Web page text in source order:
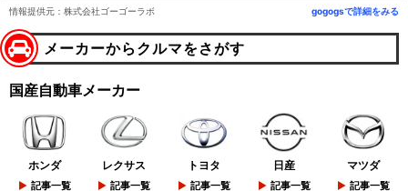
情報提供元：株式会社ゴーゴーラボ gogogsで詳細をみる
メーカーからクルマをさがす
国産自動車メーカー
ホンダ
記事一覧
レクサス
記事一覧
トヨタ
記事一覧
日産
記事一覧
マツダ
記事一覧